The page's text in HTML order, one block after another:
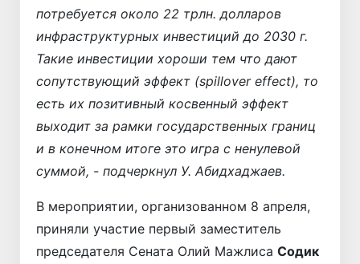
потребуется около 22 трлн. долларов
инфраструктурных инвестиций до 2030 г.
Такие инвестиции хороши тем что дают
сопутствующий эффект (spillover effect), то
есть их позитивный косвенный эффект
выходит за рамки государственных границ
и в конечном итоге это игра с ненулевой
суммой, - подчеркнул У. Абидхаджаев.
В мероприятии, организованном 8 апреля,
приняли участие первый заместитель
председателя Сената Олий Мажлиса Содик